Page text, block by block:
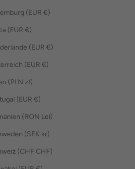
Luxemburg (EUR €)
Malta (EUR €)
Niederlande (EUR €)
Österreich (EUR €)
Polen (PLN zł)
Portugal (EUR €)
Rumänien (RON Lei)
Schweden (SEK kr)
Schweiz (CHF CHF)